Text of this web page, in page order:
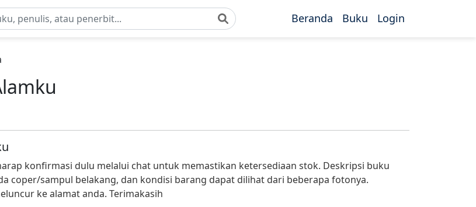
Beranda Buku Login
konfirmasi dulu melalui chat untuk memastikan ketersediaan stok. Deskripsi buku
coper/sampul belakang, dan kondisi barang dapat dilihat dari beberapa fotonya.
ke alamat anda. Terimakasih